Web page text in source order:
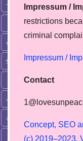
Impressum /
restrictions
сriminal
Impressum /
Contact
Concept, SEO a
(c) 2019–2023,